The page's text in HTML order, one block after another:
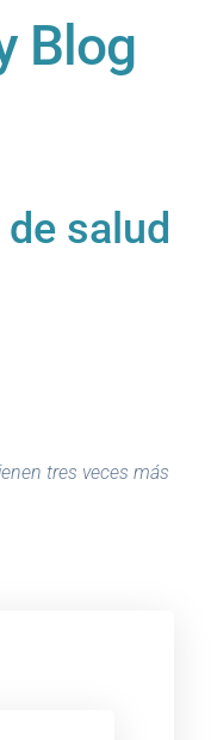
Blog
salud
tres veces más